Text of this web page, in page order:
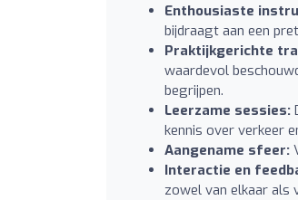
Enthousiaste
bijdraagt aan een
Praktijkgerichte
waardevol
begrijpen.
Leerzame sessies:
kennis over verkeer
Aangename sfeer:
Interactie en
zowel van elkaar als